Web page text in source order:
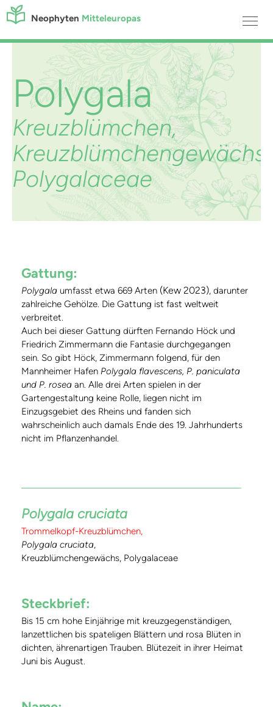
Neophyten Mitteleuropas
Polygala
Kreuzblümchen,
Kreuzblümchengewächs,
Polygalaceae
Gattung:
Polygala umfasst etwa 669 Arten (Kew 2023), darunter
zahlreiche Gehölze. Die Gattung ist fast weltweit
verbreitet.
Auch bei dieser Gattung dürften Fernando Höck und
Friedrich Zimmermann die Fantasie durchgegangen
sein. So gibt Höck, Zimmermann folgend, für den
Mannheimer Hafen Polygala flavescens, P. paniculata
und P. rosea an. Alle drei Arten spielen in der
Gartengestaltung keine Rolle, liegen nicht im
Einzugsgebiet des Rheins und fanden sich
wahrscheinlich auch damals Ende des 19. Jahrhunderts
nicht im Pflanzenhandel.
Polygala cruciata
Trommelkopf-Kreuzblümchen,
Polygala cruciata,
Kreuzblümchengewächs, Polygalaceae
Steckbrief:
Bis 15 cm hohe Einjährige mit kreuzgegenständigen,
lanzettlichen bis spateligen Blättern und rosa Blüten in
dichten, ährenartigen Trauben. Blütezeit in ihrer Heimat
Juni bis August.